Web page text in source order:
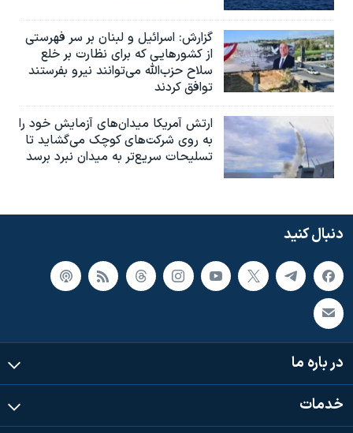
گزارش‌: اسرائيل و لبنان بر سر فهرستی
از کشورهایی که برای نظارت بر خلع
سلاح حزب‌الله می‌توانند نیرو بفرستند
توافق کردند
ارتش آمریکا میدان‌های آزمایش خود را
به روی شرکت‌های کوچک می‌گشاید تا
تسلیحات سریع‌تر به میدان نبرد برسد
دنبال کنید
در باره ما
خدمات